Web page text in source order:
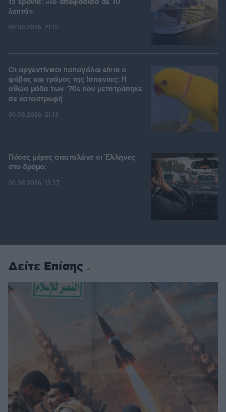
15 χρόνια: «Το αποφάσισα σε 10
λεπτά»
06.08.2026, 21:13
Οι αργεντίνικοι παπαγάλοι είναι ο
φόβος και τρόμος της Ισπανίας: Η
αθώα μόδα των '70s που μετατράπηκε
σε καταστροφή
06.08.2026, 21:13
Πόσες μέρες σπαταλάνε οι Έλληνες
στο δρόμο;
05.08.2026, 13:57
Δείτε Επίσης